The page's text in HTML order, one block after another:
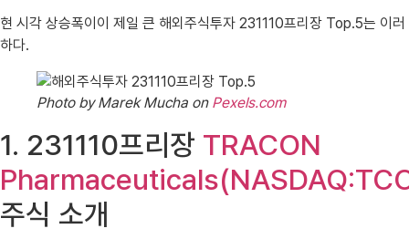
현 시각 상승폭이이 제일 큰 해외주식투자 231110프리장 Top.5는 이러
하다.
Photo by Marek Mucha on Pexels.com
1. 231110프리장 TRACON
주식 소개